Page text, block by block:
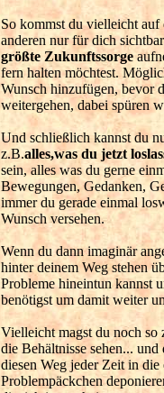
So kommst du vielleicht
anderen nur für dich
größte Zukunftssorge
fern halten möchtest.
Wunsch hinzufügen, bevor
weitergehen, dabei spüren
Und schließlich kannst du
z.B.alles,was du jetzt
sein, alles was du gerne
Bewegungen, Gedanken,
immer du gerade einmal
Wunsch versehen.
Wenn du dann imaginär
hinter deinem Weg stehen
Probleme hineintun kannst
benötigst um damit weiter
Vielleicht magst du noch so
die Behältnisse sehen...
diesen Weg jeder Zeit in
Problempäckchen